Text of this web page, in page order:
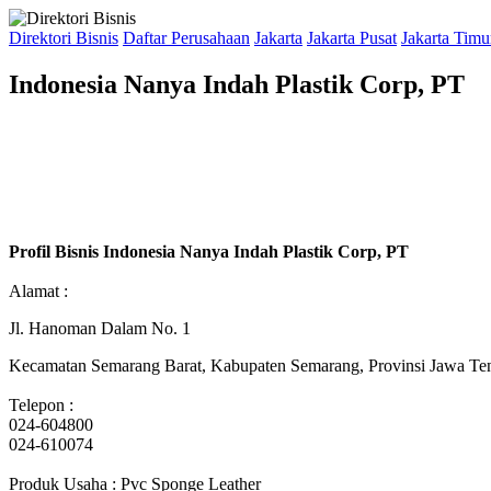
Direktori Bisnis Daftar Perusahaan Jakarta Jakarta Pusat Jakarta
Indonesia Nanya Indah Plastik Corp, PT
Profil Bisnis Indonesia Nanya Indah Plastik Corp, PT
Alamat :
Jl. Hanoman Dalam No. 1
Kecamatan Semarang Barat, Kabupaten Semarang, Provinsi Jawa
Telepon :
024-604800
024-610074
Produk Usaha : Pvc Sponge Leather